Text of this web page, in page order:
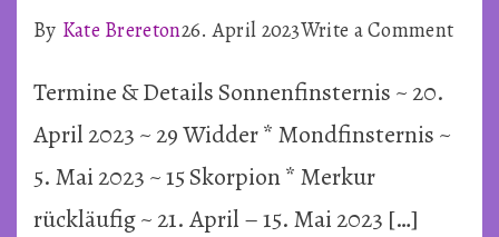
By Kate Brereton26. April 2023Write a Commenton
Termine & Details Sonnenfinsternis ~ 20.
April 2023 ~ 29 Widder * Mondfinsternis ~
5. Mai 2023 ~ 15 Skorpion * Merkur
rückläufig ~ 21. April – 15. Mai 2023 […]